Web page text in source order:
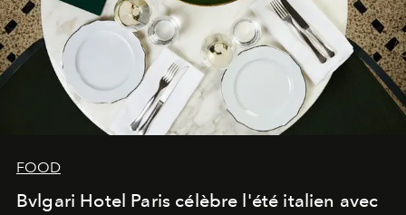
FOOD
Bvlgari Hotel Paris célèbre l'été italien avec